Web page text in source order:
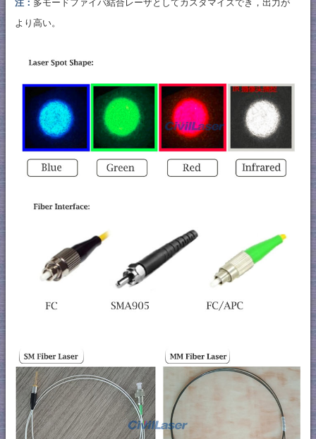
注： 多モードファイバ結合レーザとしてカスタマイズでき，出力が
より高い。